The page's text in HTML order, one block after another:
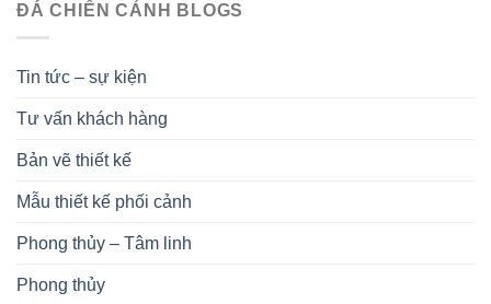
ĐÁ CHIẾN CẢNH BLOGS
Tin tức – sự kiện
Tư vấn khách hàng
Bản vẽ thiết kế
Mẫu thiết kế phối cảnh
Phong thủy – Tâm linh
Phong thủy